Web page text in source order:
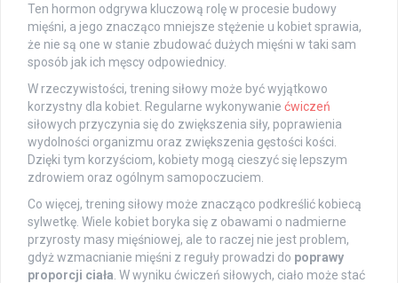
Ten hormon odgrywa kluczową rolę w procesie budowy
mięśni, a jego znacząco mniejsze stężenie u kobiet sprawia,
że nie są one w stanie zbudować dużych mięśni w taki sam
sposób jak ich męscy odpowiednicy.
W rzeczywistości, trening siłowy może być wyjątkowo
korzystny dla kobiet. Regularne wykonywanie ćwiczeń
siłowych przyczynia się do zwiększenia siły, poprawienia
wydolności organizmu oraz zwiększenia gęstości kości.
Dzięki tym korzyściom, kobiety mogą cieszyć się lepszym
zdrowiem oraz ogólnym samopoczuciem.
Co więcej, trening siłowy może znacząco podkreślić kobiecą
sylwetkę. Wiele kobiet boryka się z obawami o nadmierne
przyrosty masy mięśniowej, ale to raczej nie jest problem,
gdyż wzmacnianie mięśni z reguły prowadzi do poprawy
proporcji ciała . W wyniku ćwiczeń siłowych, ciało może stać